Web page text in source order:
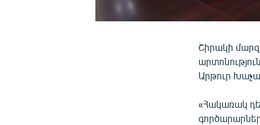
Շիրակի
Արթուր
«Հակառակ